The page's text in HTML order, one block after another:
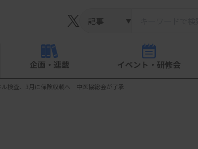
▼
企画・連載 イベント・研修会
ル検査、3月に保険収載へ 中医協総会が了承